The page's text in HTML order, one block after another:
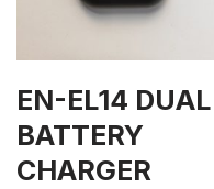
EN-EL14 DUAL
BATTERY
CHARGER